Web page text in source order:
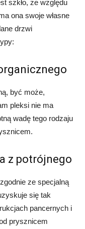
szkło, ze względu
ona swoje własne
drzwi
być może,
pleksi nie ma
wadę tego rodzaju
z potrójnego
ze specjalną
się tak
pancernych i
prysznicem